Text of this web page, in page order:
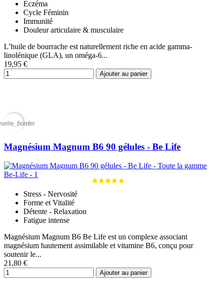
Eczéma
Cycle Féminin
Immunité
Douleur articulaire & musculaire
L’huile de bourrache est naturellement riche en acide gamma-
linolénique (GLA), un oméga-6...
19,95 €
Ajouter au panier
Magnésium Magnum B6 90 gélules - Be Life
Stress - Nervosité
Forme et Vitalité
Détente - Relaxation
Fatigue intense
Magnésium Magnum B6 Be Life est un complexe associant
magnésium hautement assimilable et vitamine B6, conçu pour
soutenir le...
21,80 €
Ajouter au panier